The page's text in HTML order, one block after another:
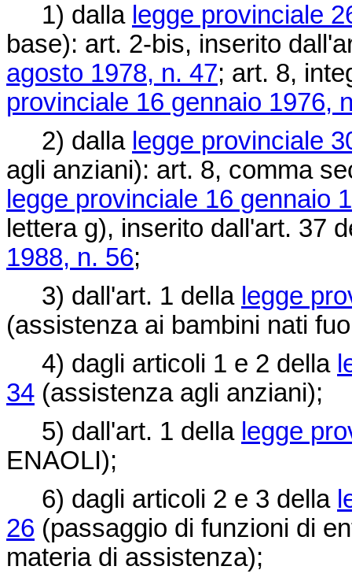
1) dalla legge provinciale
base): art. 2-bis, inserito
agosto 1978, n. 47; art. 8,
provinciale 16 gennaio 1976,
2) dalla legge provinciale
agli anziani): art. 8, comma
legge provinciale 16 gennaio
lettera g), inserito dall'art. 37
1988, n. 56;
3) dall'art. 1 della legge
(assistenza ai bambini nati
4) dagli articoli 1 e 2 della
34 (assistenza agli anziani);
5) dall'art. 1 della legge
ENAOLI);
6) dagli articoli 2 e 3 della
26 (passaggio di funzioni di
materia di assistenza);